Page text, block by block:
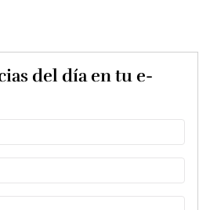
del día en tu e-